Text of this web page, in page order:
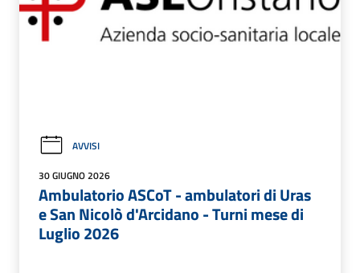
AVVISI
30 GIUGNO 2026
Ambulatorio ASCoT - ambulatori di Uras
e San Nicolò d'Arcidano - Turni mese di
Luglio 2026